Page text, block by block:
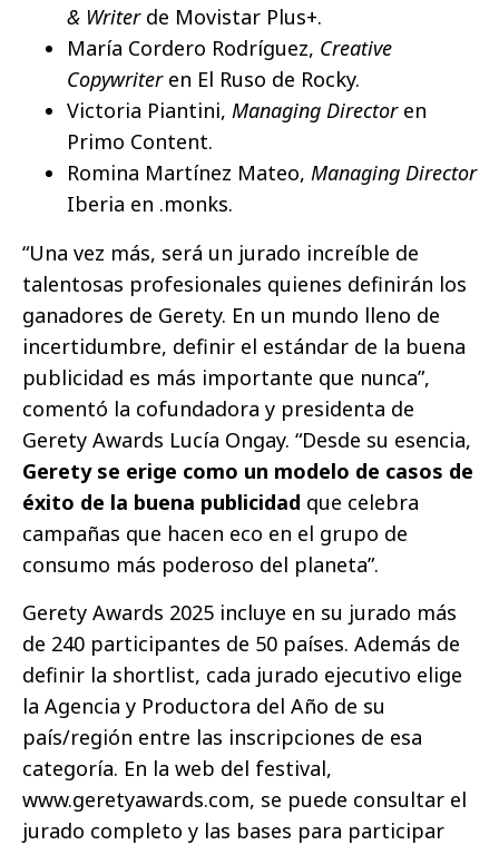
& Writerde Movistar Plus+.
María Cordero Rodríguez, Creative
Copywriteren El Ruso de Rocky.
Victoria Piantini, Managing Directoren
Primo Content.
Romina Martínez Mateo, Managing Director
Iberia en .monks.
“Una vez más, será un jurado increíble de
talentosas profesionales quienes definirán los
ganadores de Gerety. En un mundo lleno de
incertidumbre, definir el estándar de la buena
publicidad es más importante que nunca”,
comentó la cofundadora y presidenta de
Gerety Awards Lucía Ongay. “Desde su esencia,
Gerety se erige como un modelo de casos de
éxito de la buena publicidad que celebra
campañas que hacen eco en el grupo de
consumo más poderoso del planeta”.
Gerety Awards 2025 incluye en su jurado más
de 240 participantes de 50 países. Además de
definir la shortlist, cada jurado ejecutivo elige
la Agencia y Productora del Año de su
país/región entre las inscripciones de esa
categoría. En la web del festival,
www.geretyawards.com, se puede consultar el
jurado completo y las bases para participar